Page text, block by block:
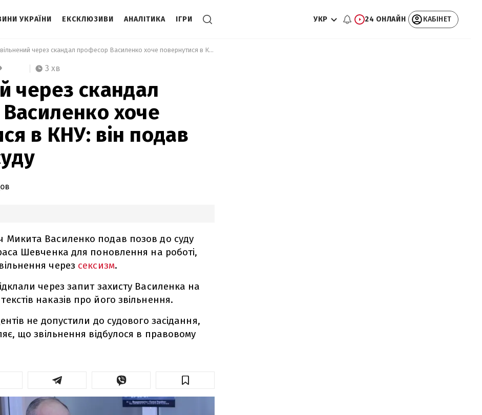
УКРАЇНИ ЕКСКЛЮЗИВИ АНАЛІТИКА ІГРИ УКР 24 ОНЛАЙН КАБІНЕТ
Звільнений через скандал професор Василенко хоче повернутися в КНУ: він подав позов до суду
3 хв
через скандал
хоче
в КНУ: він подав
Микита Василенко подав позов до суду
Шевченка для поновлення на роботі,
через сексизм.
через запит захисту Василенка на
наказів про його звільнення.
не допустили до судового засідання,
що звільнення відбулося в правовому